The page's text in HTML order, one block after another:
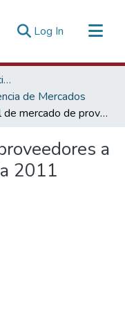
Log In (current)
Promoción de las Exportaciones
de Mercados
Perfil de mercado de proveedores a la minería en Colombia 2011
a
2011